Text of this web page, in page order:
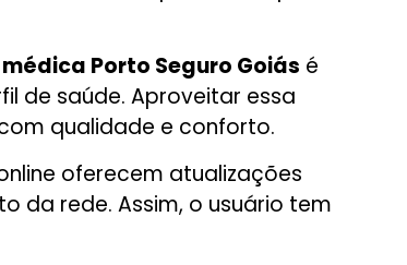
Porto Seguro Goiás é
de saúde. Aproveitar essa
qualidade e conforto.
oferecem atualizações
da rede. Assim, o usuário tem